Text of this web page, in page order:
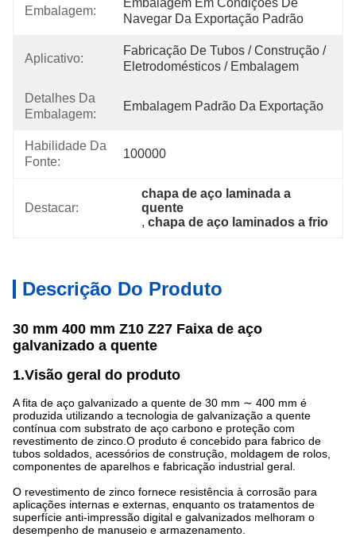
Embalagem:
Embalagem Em Condições De
Navegar Da Exportação Padrão
Aplicativo:
Fabricação De Tubos / Construção /
Eletrodomésticos / Embalagem
Detalhes Da
Embalagem:
Embalagem Padrão Da Exportação
Habilidade Da
Fonte:
100000
Destacar:
chapa de aço laminada a
quente
, chapa de aço laminados a frio
Descrição Do Produto
30 mm 400 mm Z10 Z27 Faixa de aço
galvanizado a quente
1.Visão geral do produto
A fita de aço galvanizado a quente de 30 mm ∼ 400 mm é
produzida utilizando a tecnologia de galvanização a quente
contínua com substrato de aço carbono e proteção com
revestimento de zinco.O produto é concebido para fabrico de
tubos soldados, acessórios de construção, moldagem de rolos,
componentes de aparelhos e fabricação industrial geral.
O revestimento de zinco fornece resistência à corrosão para
aplicações internas e externas, enquanto os tratamentos de
superfície anti-impressão digital e galvanizados melhoram o
desempenho de manuseio e armazenamento.